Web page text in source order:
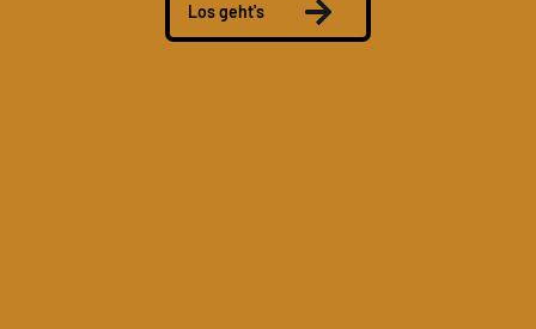
Los geht's